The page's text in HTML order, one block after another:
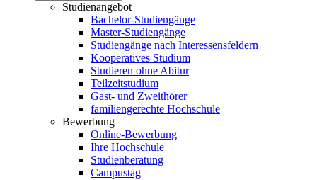
Studienangebot
Bachelor-Studiengänge
Master-Studiengänge
Studiengänge nach Interessensfeldern
Kooperatives Studium
Studieren ohne Abitur
Teilzeitstudium
Gast- und Zweithörer
familiengerechte Hochschule
Bewerbung
Online-Bewerbung
Ihre Hochschule
Studienberatung
Campustag